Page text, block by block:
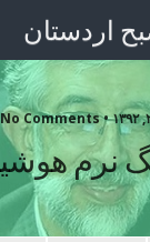
اردستان
نرم